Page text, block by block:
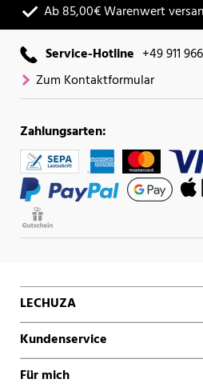
Ab 85,00€ Warenwert
Service-Hotline +49 911
Zum Kontaktformular
Zahlungsarten:
LECHUZA
Kundenservice
Für mich